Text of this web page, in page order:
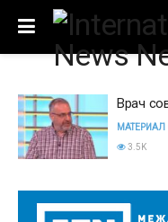
Врач
МАТЕРИАЛ
3.5K